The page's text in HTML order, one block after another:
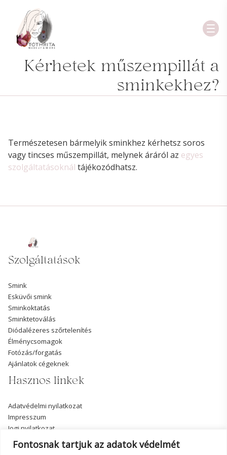
Fontosnak tartjuk az adatok védelmét
Kérhetek műszempillát a
sminkekhez?
Természetesen bármelyik sminkhez kérhetsz soros
vagy tincses műszempillát, melynek áráról az egyes
szolgáltatásoknál tájékozódhatsz.
Szolgáltatások
Smink
Esküvői smink
Sminkoktatás
Sminktetoválás
Diódalézeres szőrtelenítés
Élménycsomagok
Fotózás/forgatás
Ajánlatok cégeknek
Hasznos linkek
Adatvédelmi nyilatkozat
Impresszum
Jogi nyilatkozat
Elérhetőségeim